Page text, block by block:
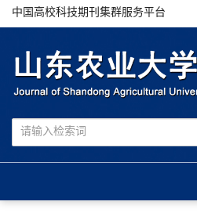
中国高校科技期刊集群服务平台